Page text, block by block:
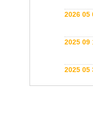
2026 05
2025 09
2025 05